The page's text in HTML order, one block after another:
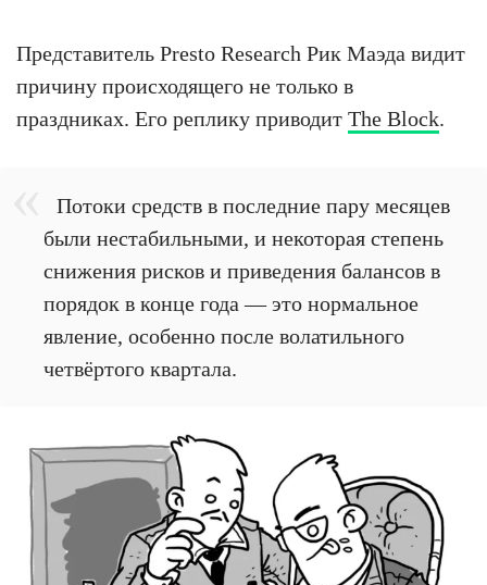
Представитель Presto Research Рик Маэда видит
причину происходящего не только в
праздниках. Его реплику приводит The Block.
Потоки средств в последние пару месяцев
были нестабильными, и некоторая степень
снижения рисков и приведения балансов в
порядок в конце года — это нормальное
явление, особенно после волатильного
четвёртого квартала.